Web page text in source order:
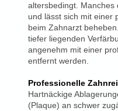
altersbedingt. Manches
und lässt sich mit einer
beim Zahnarzt
tiefer liegenden
angenehm mit einer
entfernt werden.
Professionelle
Hartnäckige
(Plaque) an schwer